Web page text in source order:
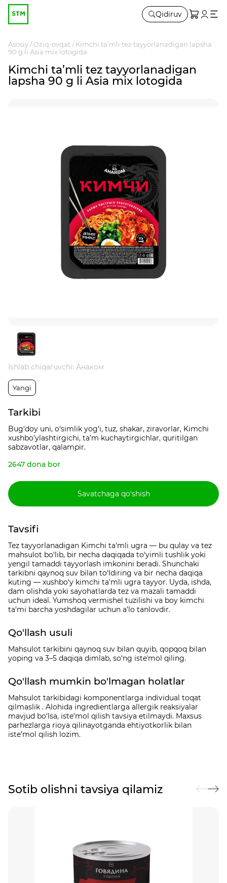
Qidiruv
Asosiy Oziq-ovqat
Kimchi ta’mli tez tayyorlanadigan lapsha
90 g li Asia mix lotogida
Kimchi ta’mli tez tayyorlanadigan
lapsha 90 g li Asia mix lotogida
Ishlab chiqaruvchi: Анаком
Yangi
Tarkibi
Bug‘doy uni, o‘simlik yog‘i, tuz, shakar, ziravorlar, Kimchi
xushbo'ylashtirgichi, ta’m kuchaytirgichlar, quritilgan
sabzavotlar, qalampir.
2647 dona bor
Savatchaga qo‘shish
Tavsifi
Tez tayyorlanadigan Kimchi ta'mli ugra — bu qulay va tez
mahsulot bo‘lib, bir necha daqiqada to‘yimli tushlik yoki
yengil tamaddi tayyorlash imkonini beradi. Shunchaki
tarkibni qaynoq suv bilan to‘ldiring va bir necha daqiqa
kuting — xushbo‘y kimchi ta'mli ugra tayyor. Uyda, ishda,
dam olishda yoki sayohatlarda tez va mazali tamaddi
uchun ideal. Yumshoq vermishel tuzilishi va boy kimchi
ta'mi barcha yoshdagilar uchun a’lo tanlovdir.
Qo'llash usuli
Mahsulot tarkibini qaynoq suv bilan quyib, qopqoq bilan
yoping va 3–5 daqiqa dimlab, so‘ng isteʼmol qiling.
Qo'llash mumkin bo'lmagan holatlar
Mahsulot tarkibidagi komponentlarga individual toqat
qilmaslik . Alohida ingredientlarga allergik reaksiyalar
mavjud bo‘lsa, iste’mol qilish tavsiya etilmaydi. Maxsus
parhezlarga rioya qilinayotganda ehtiyotkorlik bilan
iste’mol qilish lozim.
Sotib olishni tavsiya qilamiz